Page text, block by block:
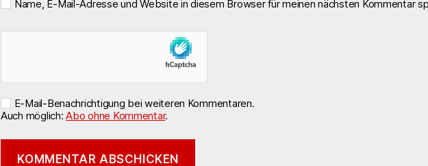
Name, E-Mail-Adresse und Website in diesem Browser für meinen nächsten Kommentar
E-Mail-Benachrichtigung bei weiteren Kommentaren.
Auch möglich:Abo ohne Kommentar.